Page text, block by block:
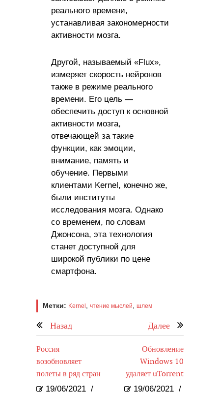
реального времени,
устанавливая закономерности
активности мозга.
Другой, называемый «Flux»,
измеряет скорость нейронов
также в режиме реального
времени. Его цель —
обеспечить доступ к основной
активности мозга,
отвечающей за такие
функции, как эмоции,
внимание, память и
обучение. Первыми
клиентами Kernel, конечно же,
были институты
исследования мозга. Однако
со временем, по словам
Джонсона, эта технология
станет доступной для
широкой публики по цене
смартфона.
Метки: Kernel чтение мыслей шлем
Назад Далее
Россия
возобновляет
полеты в ряд стран
19/06/2021 /
Обновление
Windows 10
удаляет uTorrent
19/06/2021 /